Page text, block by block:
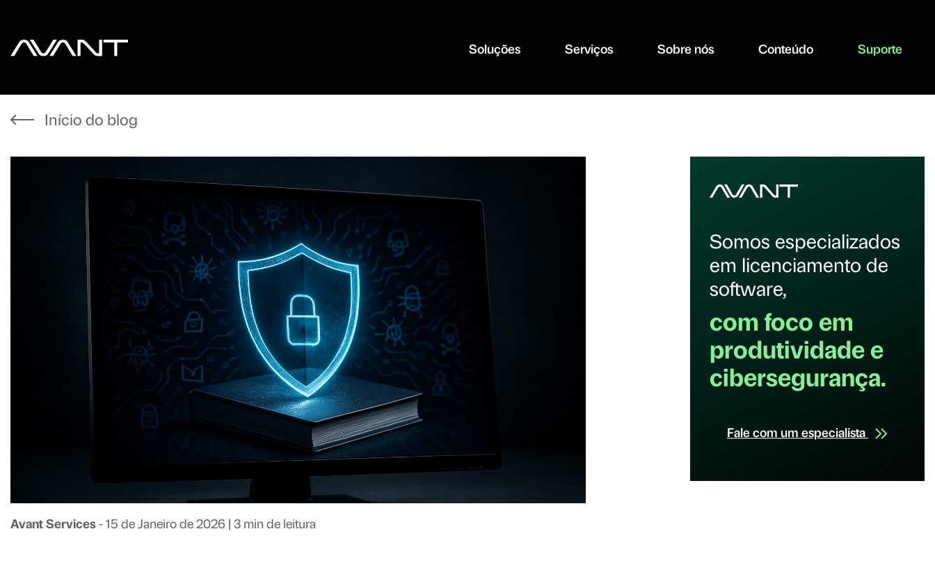
Soluções Serviços Sobre nós Conteúdo Suporte
Início do blog
Avant Services - 15 de Janeiro de 2026 | 3 min de leitura
Somos especializados
em licenciamento de
software,
com foco em
produtividade e
cibersegurança.
Fale com um especialista